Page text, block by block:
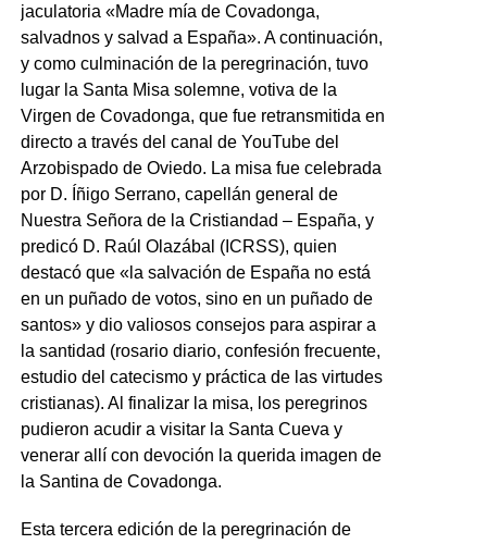
jaculatoria «Madre mía de Covadonga,
salvadnos y salvad a España». A continuación,
y como culminación de la peregrinación, tuvo
lugar la Santa Misa solemne, votiva de la
Virgen de Covadonga, que fue retransmitida en
directo a través del canal de YouTube del
Arzobispado de Oviedo. La misa fue celebrada
por D. Íñigo Serrano, capellán general de
Nuestra Señora de la Cristiandad – España, y
predicó D. Raúl Olazábal (ICRSS), quien
destacó que «la salvación de España no está
en un puñado de votos, sino en un puñado de
santos» y dio valiosos consejos para aspirar a
la santidad (rosario diario, confesión frecuente,
estudio del catecismo y práctica de las virtudes
cristianas). Al finalizar la misa, los peregrinos
pudieron acudir a visitar la Santa Cueva y
venerar allí con devoción la querida imagen de
la Santina de Covadonga.
Esta tercera edición de la peregrinación de